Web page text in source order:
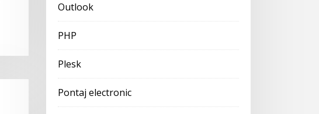
Outlook
PHP
Plesk
Pontaj electronic